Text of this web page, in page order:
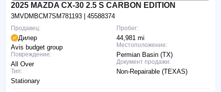
2025 MAZDA CX-30 2.5 S CARBON EDITION
3MVDMBCM7SM781193 | 45588374
Пробег:
44,981 mi
Местоположение:
Permian Basin (TX)
Документ продажи:
Non-Repairable (TEXAS)
Продавец:
Дилер
Avis budget group
Повреждение:
All Over
Тип:
Stationary